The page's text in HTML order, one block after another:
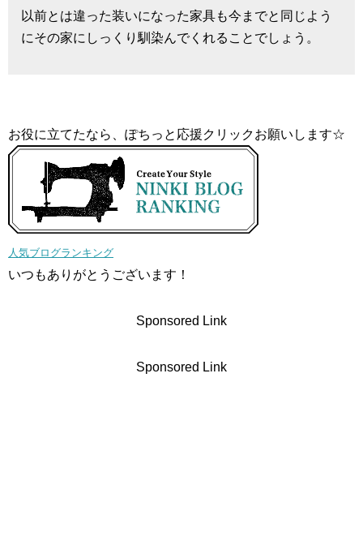
以前とは違った装いになった家具も今までと同じよう
にその家にしっくり馴染んでくれることでしょう。
お役に立てたなら、ぽちっと応援クリックお願いします☆
人気ブログランキング
いつもありがとうございます！
Sponsored Link
Sponsored Link